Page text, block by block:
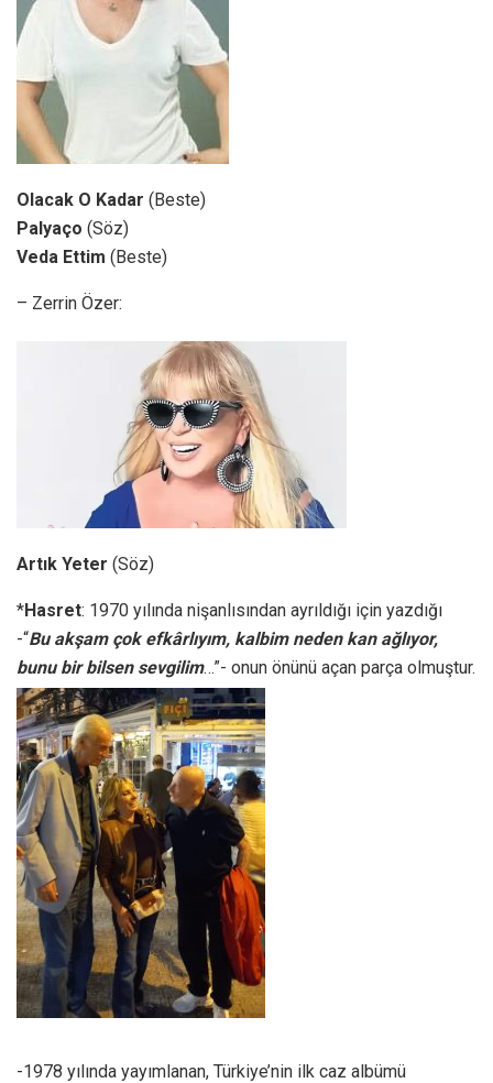
Olacak O Kadar (Beste)
Palyaço (Söz)
Veda Ettim (Beste)
– Zerrin Özer:
Artık Yeter (Söz)
*Hasret: 1970 yılında nişanlısından ayrıldığı için yazdığı
-“Bu akşam çok efkârlıyım, kalbim neden kan ağlıyor,
bunu bir bilsen sevgilim…”- onun önünü açan parça olmuştur.
-1978 yılında yayımlanan, Türkiye’nin ilk caz albümü